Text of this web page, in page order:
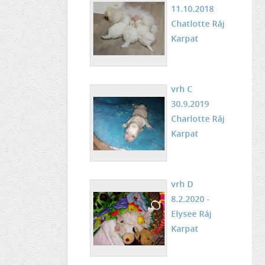
11.10.2018
Chatlotte Ráj
Karpat
vrh C
30.9.2019
Charlotte Ráj
Karpat
vrh D
8.2.2020 -
Elysee Ráj
Karpat